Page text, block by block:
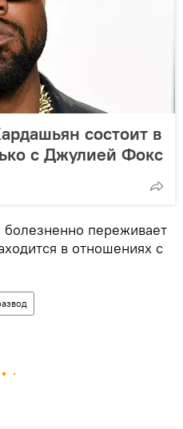
состоит в
с Джулией Фокс
переживает
в отношениях с